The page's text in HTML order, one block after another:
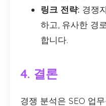
링크 전략: 경쟁
하고, 유사한 경
합니다.
4. 결론
경쟁 분석은 SEO 업